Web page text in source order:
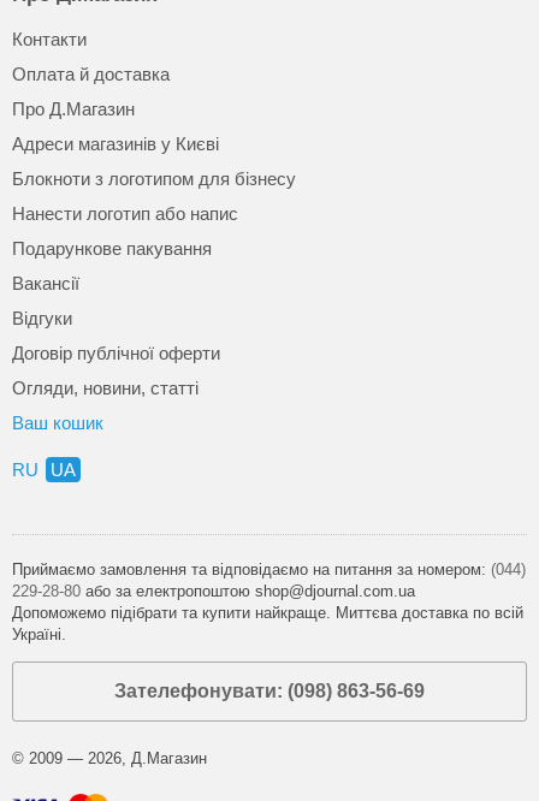
Контакти
Оплата й доставка
Про Д.Магазин
Адреси магазинів у Києві
Блокноти з логотипом для бізнесу
Нанести логотип або напис
Подарункове пакування
Вакансії
Відгуки
Договір публічної оферти
Огляди, новини, статті
Ваш кошик
RU UA
Приймаємо замовлення та відповідаємо на питання за номером: (044)
229-28-80 або за електропоштою shop@djournal.com.ua
Допоможемо підібрати та купити найкраще. Миттєва доставка по всій
Україні.
Зателефонувати: (098) 863-56-69
© 2009 — 2026, Д.Магазин